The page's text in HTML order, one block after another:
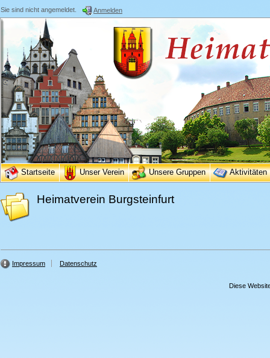
Sie sind nicht angemeldet. Anmelden
Startseite Unser Verein Unsere Gruppen Aktivitäten
Heimatverein Burgsteinfurt
Impressum Datenschutz
Diese